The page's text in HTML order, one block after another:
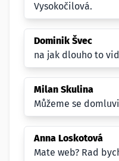
Vysokočilová.
Dominik Švec
na jak dlouho to
Milan Skulina
Můžeme se
Anna Loskotová
Mate web? Rad